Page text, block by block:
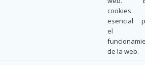
cookies
esencial
el
de la web.